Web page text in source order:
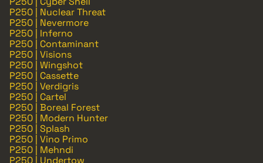
P250 | Nuclear Threat
P250 | Nevermore
P250 | Inferno
P250 | Contaminant
P250 | Visions
P250 | Wingshot
P250 | Cassette
P250 | Verdigris
P250 | Cartel
P250 | Boreal Forest
P250 | Modern Hunter
P250 | Splash
P250 | Vino Primo
P250 | Mehndi